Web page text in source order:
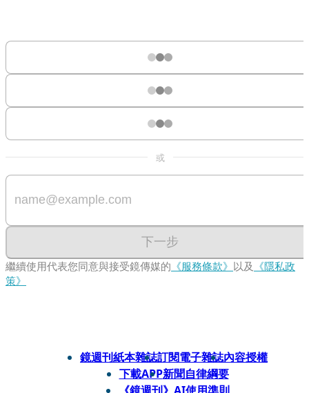
或
下一步
繼續使用代表您同意與接受鏡傳媒的 《服務條款》 以及 《隱私政
策》
鏡週刊紙本雜誌訂閱電子雜誌內容授權
下載APP新聞自律綱要